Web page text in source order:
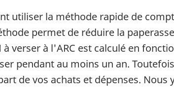
utiliser la méthode rapide de
permet de réduire la
verser à l'ARC est calculé en
pendant au moins un an.
de vos achats et dépenses. Nous